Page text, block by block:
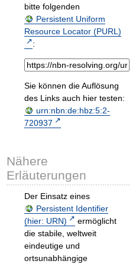
bitte folgenden
Persistent Uniform
Resource Locator (PURL)
:
Sie können die Auflösung
des Links auch hier testen:
urn:nbn:de:hbz:5:2-
720937
Nähere
Erläuterungen
Der Einsatz eines
Persistent Identifier
(hier: URN)
ermöglicht
die stabile, weltweit
eindeutige und
ortsunabhängige